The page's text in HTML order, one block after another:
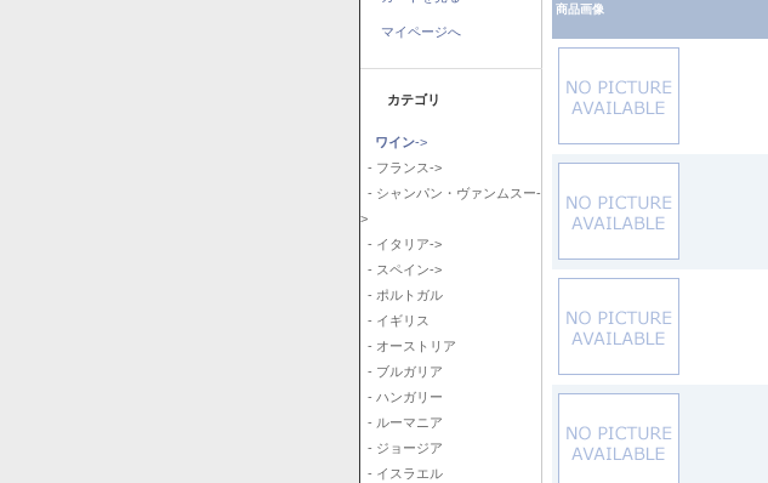
マイページへ
カテゴリ
ワイン->
- フランス->
- シャンパン・ヴァンムスー-
>
- イタリア->
- スペイン->
- ポルトガル
- イギリス
- オーストリア
- ブルガリア
- ハンガリー
- ルーマニア
- ジョージア
- イスラエル
商品画像